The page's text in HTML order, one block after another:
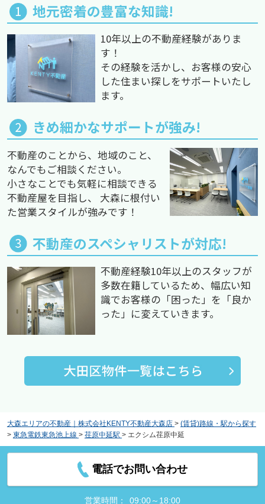
地元密着の豊富な知識!
10年以上の不動産経験がありま
す！
その経験を活かし、お客様の安心
した住まい探しをサポートいたし
ます。
きめ細かなサポートが強み!
不動産のことから、地域のこと、
なんでもご相談ください。
小さなことでも気軽に相談できる
不動産屋を目指し、 大森に根付い
た営業スタイルが強みです！
不動産のスペシャリストが対応!
不動産経験10年以上のスタッフが
多数在籍しているため、幅広い知
識でお客様の「困った」を「良か
った」に変えていきます。
大森エリアの不動産｜株式会社KENTY不動産大森店 > (賃貸)路線・駅から探す
> 東急電鉄東急池上線 > 荏原中延駅 > エクシム荏原中延
電話でお問い合わせ
営業時間： 09:00～18:00